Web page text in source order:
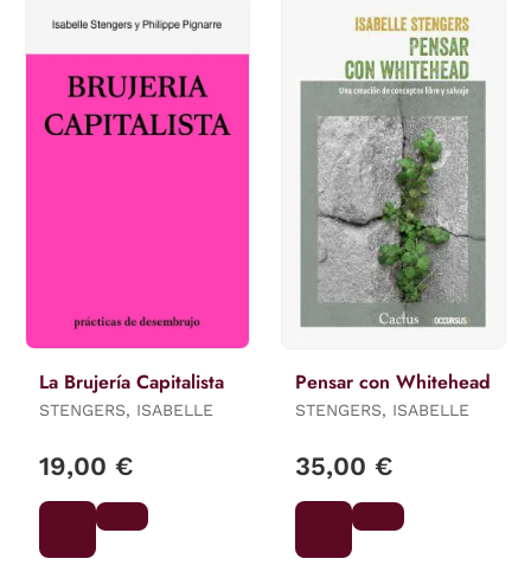
La Brujería Capitalista
STENGERS, ISABELLE
19,00 €
Pensar con Whitehead
STENGERS, ISABELLE
35,00 €